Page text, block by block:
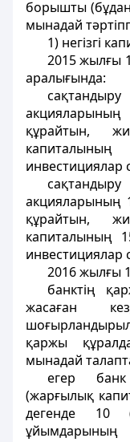
борышты
мынадай
1) негізгі
2015 жылғы
аралығында:
құрайтын,
инвестициялар
акцияларының
құрайтын,
капиталының
инвестициялар
2016 жылғы
банктің
жасаған
қаржы
мынадай
егер
(жарғылық
дегенде 10
ұйымдарының